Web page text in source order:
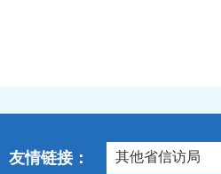
友情链接： 其他省信访局